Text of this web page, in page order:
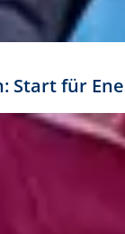
Start für